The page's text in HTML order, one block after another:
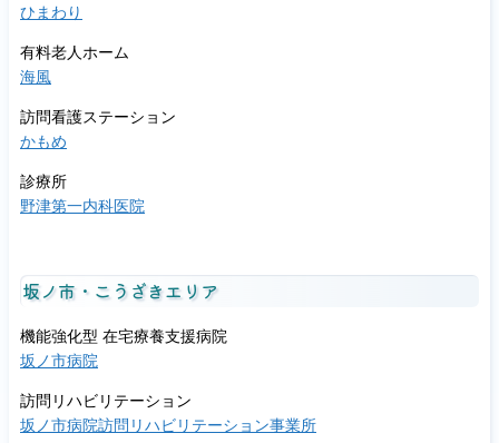
ひまわり
有料老人ホーム
海風
訪問看護ステーション
かもめ
診療所
野津第一内科医院
坂ノ市・こうざきエリア
機能強化型 在宅療養支援病院
坂ノ市病院
訪問リハビリテーション
坂ノ市病院訪問リハビリテーション事業所